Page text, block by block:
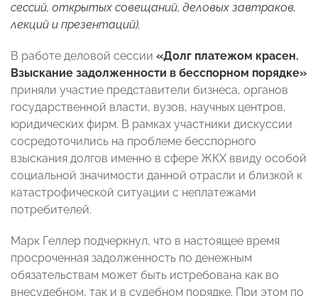
сессий, открытых совещаний, деловых завтраков,
лекций и презентаций).
В работе деловой сессии «Долг платежом красен.
Взыскание задолженности в бесспорном порядке»
приняли участие представители бизнеса, органов
государственной власти, вузов, научных центров,
юридических фирм. В рамках участники дискуссии
сосредоточились на проблеме бесспорного
взыскания долгов именно в сфере ЖКХ ввиду особой
социальной значимости данной отрасли и близкой к
катастрофической ситуации с неплатежами
потребителей.
Марк Геллер подчеркнул, что в настоящее время
просроченная задолженность по денежным
обязательствам может быть истребована как во
внесудебном, так и в судебном порядке. При этом по